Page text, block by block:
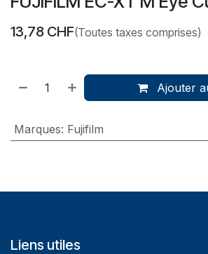
13,78 CHF(Toutes taxes comprises)
Ajouter
Marques: Fujifilm
Liens utiles